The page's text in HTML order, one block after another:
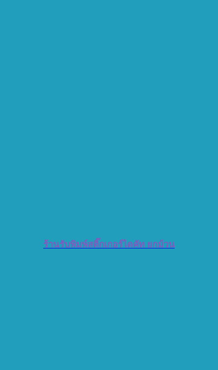
ร้านรับพิมพ์สติ๊กเกอร์ไดคัท ยกม้วน